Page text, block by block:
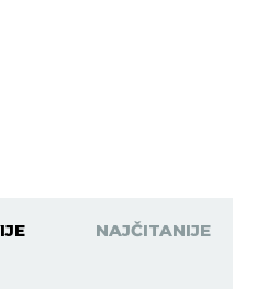
NAJČITANIJE